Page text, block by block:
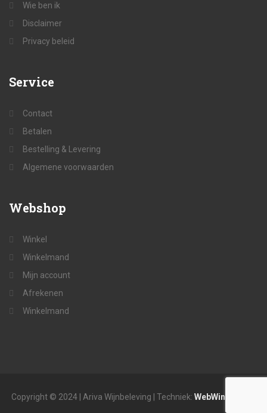
Wie ben ik
Disclaimer
Privacy beleid
Service
Contact
Betalen
Bestelling & Levering
Algemene voorwaarden
Webshop
Winkel
Winkelmand
Mijn account
Afrekenen
Winkelmand
Copyright © 2024 | Ariva Wijnbeleving | Techniek: WebWinkelvisie